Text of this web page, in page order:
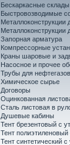
Бескаркасные склады
Быстровозводимые
Запорная арматура
Компрессорные
Краны шаровые и
Насосное и прочее
Трубы для
Химическое сырье
Договоры
Оцинкованная
Сталь листовая в
Душевые кабины
Тент брезентовый с
Тент полиэтиленовый
Тент синтетический с